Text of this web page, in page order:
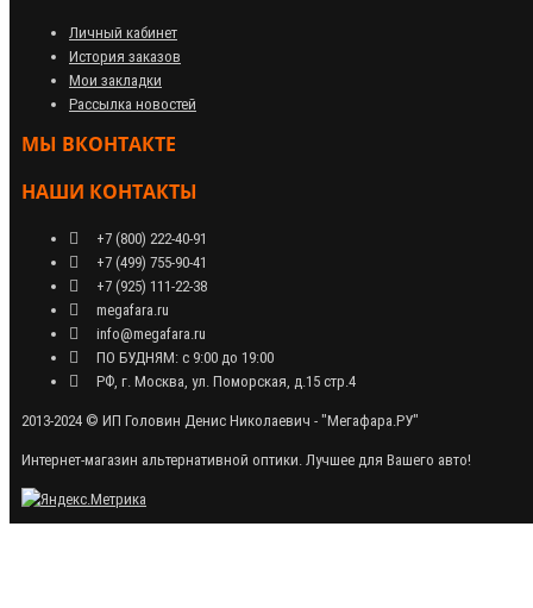
Личный кабинет
История заказов
Мои закладки
Рассылка новостей
МЫ ВКОНТАКТЕ
НАШИ КОНТАКТЫ
+7 (800) 222-40-91
+7 (499) 755-90-41
+7 (925) 111-22-38
megafara.ru
info@megafara.ru
ПО БУДНЯМ: с 9:00 до 19:00
РФ, г. Москва, ул. Поморская, д.15 стр.4
2013-2024 © ИП Головин Денис Николаевич - "Мегафара.РУ"
Интернет-магазин альтернативной оптики. Лучшее для Вашего авто!